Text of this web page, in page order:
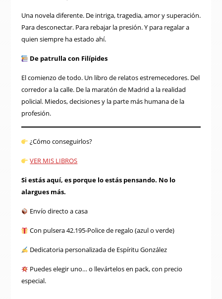
Una novela diferente. De intriga, tragedia, amor y superación.
Para desconectar. Para rebajar la presión. Y para regalar a
quien siempre ha estado ahí.
De patrulla con Filípides
El comienzo de todo. Un libro de relatos estremecedores. Del
corredor a la calle. De la maratón de Madrid a la realidad
policial. Miedos, decisiones y la parte más humana de la
profesión.
¿Cómo conseguirlos?
VER MIS LIBROS
Si estás aquí, es porque lo estás pensando. No lo
alargues más.
Envío directo a casa
Con pulsera 42.195-Police de regalo (azul o verde)
Dedicatoria personalizada de Espíritu González
Puedes elegir uno… o llevártelos en pack, con precio
especial.